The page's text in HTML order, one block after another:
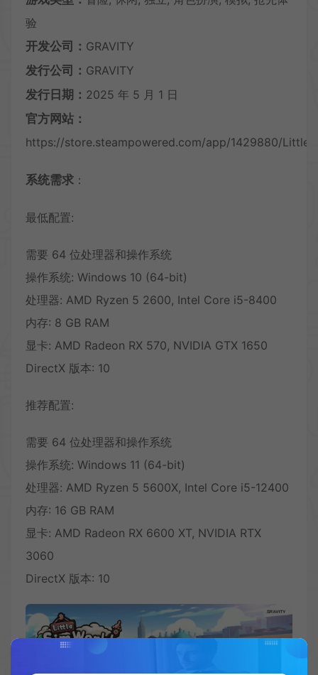
验
开发公司： GRAVITY
发行公司： GRAVITY
发行日期： 2025 年 5 月 1 日
官方网站：
https://store.steampowered.com/app/1429880/
系统需求 ：
最低配置:
需要 64 位处理器和操作系统
操作系统: Windows 10 (64-bit)
处理器: AMD Ryzen 5 2600, Intel Core i5-8400
内存: 8 GB RAM
显卡: AMD Radeon RX 570, NVIDIA GTX 1650
DirectX 版本: 10
推荐配置:
需要 64 位处理器和操作系统
操作系统: Windows 11 (64-bit)
处理器: AMD Ryzen 5 5600X, Intel Core i5-12400
内存: 16 GB RAM
显卡: AMD Radeon RX 6600 XT, NVIDIA RTX
3060
DirectX 版本: 10